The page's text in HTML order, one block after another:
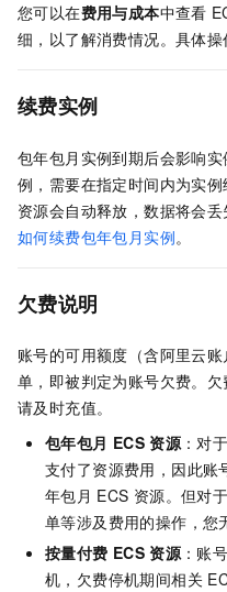
您可以在费用与成本中查看
细，以了解消费情况。具体
续费实例
包年包月实例到期后会影响
例，需要在指定时间内为实
资源会自动释放，数据将会
如何续费包年包月实例。
欠费说明
账号的可用额度（含阿里云
单，即被判定为账号欠费。
请及时充值。
包年包月 ECS 资源 ：对
支付了资源费用，因此账
年包月 ECS 资源。但对
单等涉及费用的操作，您
按量付费 ECS 资源 ：账
机，欠费停机期间相关